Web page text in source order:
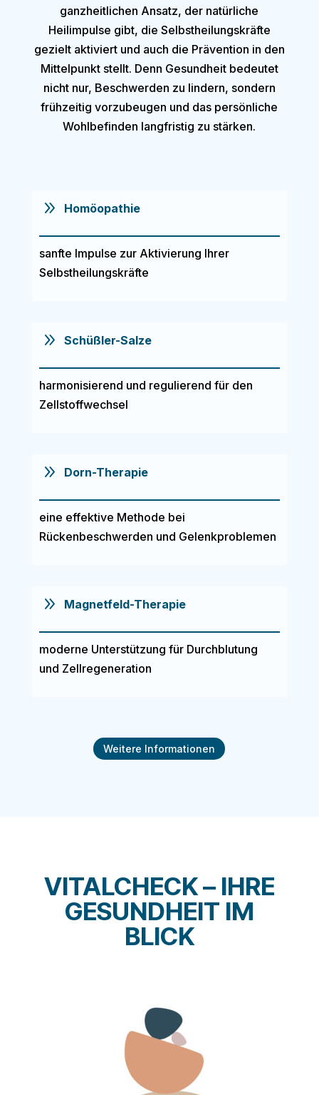
ganzheitlichen Ansatz, der natürliche
Heilimpulse gibt, die Selbstheilungskräfte
gezielt aktiviert und auch die Prävention in den
Mittelpunkt stellt. Denn Gesundheit bedeutet
nicht nur, Beschwerden zu lindern, sondern
frühzeitig vorzubeugen und das persönliche
Wohlbefinden langfristig zu stärken.
9 Homöopathie
sanfte Impulse zur Aktivierung Ihrer
Selbstheilungskräfte
9 Schüßler-Salze
harmonisierend und regulierend für den
Zellstoffwechsel
9 Dorn-Therapie
eine effektive Methode bei
Rückenbeschwerden und Gelenkproblemen
9 Magnetfeld-Therapie
moderne Unterstützung für Durchblutung
und Zellregeneration
Weitere Informationen
VITALCHECK – IHRE
GESUNDHEIT IM
BLICK